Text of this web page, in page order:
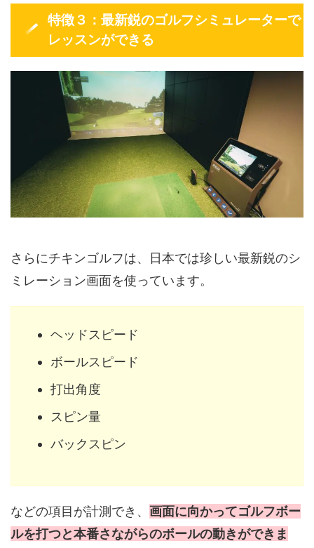
特徴３：最新鋭のゴルフシミュレーターで
レッスンができる
さらにチキンゴルフは、日本では珍しい最新鋭のシ
ミレーション画面を使っています。
ヘッドスピード
ボールスピード
打出角度
スピン量
バックスピン
などの項目が計測でき、 画面に向かってゴルフボー
ルを打つと本番さながらのボールの動きができま